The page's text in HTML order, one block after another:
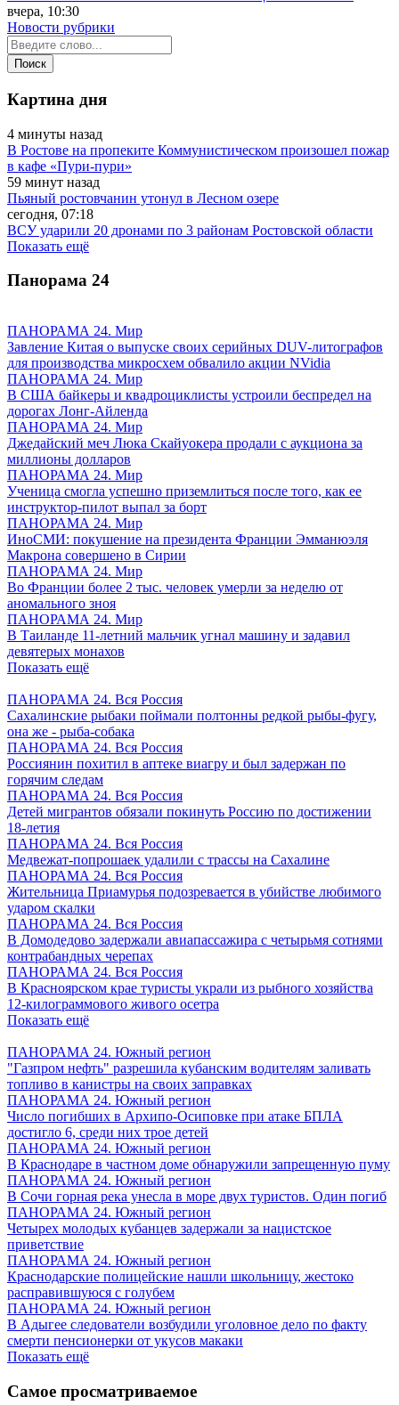
вчера, 10:30
Новости рубрики
Картина дня
4 минуты назад
В Ростове на пропеките Коммунистическом произошел пожар
в кафе «Пури-пури»
59 минут назад
Пьяный ростовчанин утонул в Лесном озере
сегодня, 07:18
ВСУ ударили 20 дронами по 3 районам Ростовской области
Показать ещё
Панорама 24
ПАНОРАМА 24. Мир
Завление Китая о выпуске своих серийных DUV-литографов
для производства микросхем обвалило акции NVidia
ПАНОРАМА 24. Мир
В США байкеры и квадроциклисты устроили беспредел на
дорогах Лонг-Айленда
ПАНОРАМА 24. Мир
Джедайский меч Люка Скайуокера продали с аукциона за
миллионы долларов
ПАНОРАМА 24. Мир
Ученица смогла успешно приземлиться после того, как ее
инструктор-пилот выпал за борт
ПАНОРАМА 24. Мир
ИноСМИ: покушение на президента Франции Эмманюэля
Макрона совершено в Сирии
ПАНОРАМА 24. Мир
Во Франции более 2 тыс. человек умерли за неделю от
аномального зноя
ПАНОРАМА 24. Мир
В Таиланде 11-летний мальчик угнал машину и задавил
девятерых монахов
Показать ещё
ПАНОРАМА 24. Вся Россия
Сахалинские рыбаки поймали полтонны редкой рыбы-фугу,
она же - рыба-собака
ПАНОРАМА 24. Вся Россия
Россиянин похитил в аптеке виагру и был задержан по
горячим следам
ПАНОРАМА 24. Вся Россия
Детей мигрантов обязали покинуть Россию по достижении
18-летия
ПАНОРАМА 24. Вся Россия
Медвежат-попрошаек удалили с трассы на Сахалине
ПАНОРАМА 24. Вся Россия
Жительница Приамурья подозревается в убийстве любимого
ударом скалки
ПАНОРАМА 24. Вся Россия
В Домодедово задержали авиапассажира с четырьмя сотнями
контрабандных черепах
ПАНОРАМА 24. Вся Россия
В Красноярском крае туристы украли из рыбного хозяйства
12-килограммового живого осетра
Показать ещё
ПАНОРАМА 24. Южный регион
"Газпром нефть" разрешила кубанским водителям заливать
топливо в канистры на своих заправках
ПАНОРАМА 24. Южный регион
Число погибших в Архипо-Осиповке при атаке БПЛА
достигло 6, среди них трое детей
ПАНОРАМА 24. Южный регион
В Краснодаре в частном доме обнаружили запрещенную пуму
ПАНОРАМА 24. Южный регион
В Сочи горная река унесла в море двух туристов. Один погиб
ПАНОРАМА 24. Южный регион
Четырех молодых кубанцев задержали за нацистское
приветствие
ПАНОРАМА 24. Южный регион
Краснодарские полицейские нашли школьницу, жестоко
расправившуюся с голубем
ПАНОРАМА 24. Южный регион
В Адыгее следователи возбудили уголовное дело по факту
смерти пенсионерки от укусов макаки
Показать ещё
Самое просматриваемое